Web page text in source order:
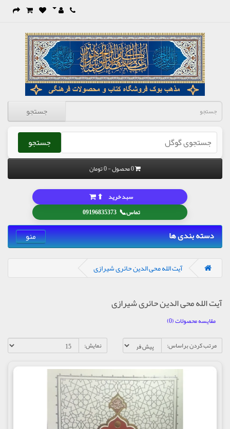
جستجو
جستجو
0 محصول - 0 تومان
تماس📞
09196835373
سبد خرید ⬆
دسته بندی ها منو
آیت الله محی الدین حائری شیرازی
آیت الله محی الدین حائری شیرازی
مقایسه محصولات (0)
مرتب کردن براساس:
نمایش: